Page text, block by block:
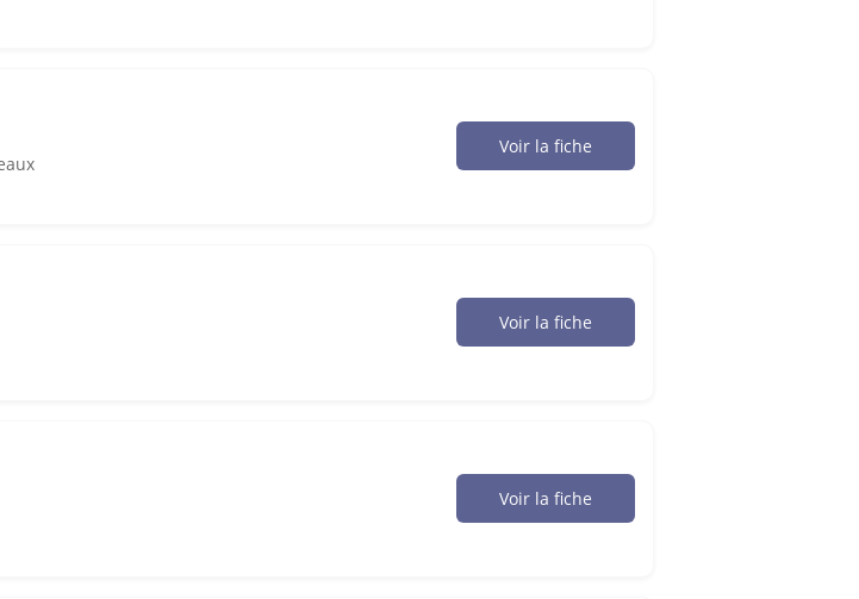
Voir la fiche
Voir la fiche
Voir la fiche